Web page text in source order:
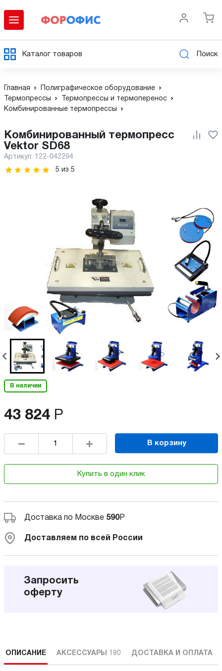
Каталог товаров Поиск
Главная
Полиграфическое оборудование
Термопрессы
Термопрессы и термоперенос
Комбинированные термопрессы
Комбинированный термопресс
Vektor SD68
Артикул: 122-042294
5 из 5
В наличии
43 824 Р
В корзину
Купить в один клик
Доставка по Москве 590Р
Доставляем по всей России
Запросить
оферту
ОПИСАНИЕ АКСЕССУАРЫ 180 ДОСТАВКА И ОПЛАТА